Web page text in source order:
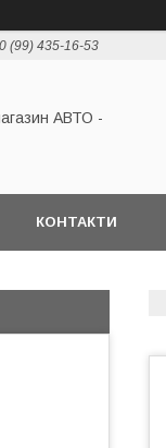
(99) 435-16-53
АВТО -
КОНТАКТИ